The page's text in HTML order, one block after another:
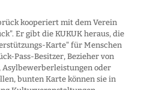
kooperiert mit dem Verein
Er gibt die KUKUK heraus, die
Karte" für Menschen
Pass-Besitzer, Bezieher von
oder
bunten Karte können sie in